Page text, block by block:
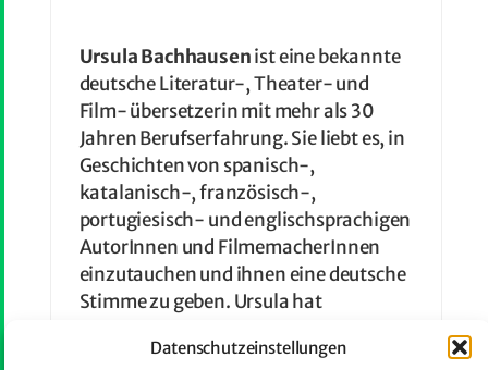
Datenschutzeinstellungen
Ursula Bachhausenist eine bekannte
deutsche Literatur-, Theater- und
Film- übersetzerin mit mehr als 30
Jahren Berufserfahrung. Sie liebt es, in
Geschichten von spanisch-,
katalanisch-, französisch-,
portugiesisch- und englischsprachigen
AutorInnen und FilmemacherInnen
einzutauchen und ihnen eine deutsche
Stimme zu geben. Ursula hat
Perpignan und Barcelona studiert und